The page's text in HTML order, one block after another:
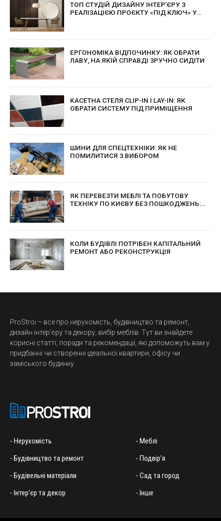
ТОП СТУДІЙ ДИЗАЙНУ ІНТЕР’ЄРУ З
РЕАЛІЗАЦІЄЮ ПРОЄКТУ «ПІД КЛЮЧ» У
ЕРГОНОМІКА ВІДПОЧИНКУ: ЯК ОБРАТИ
ЛАВУ, НА ЯКІЙ СПРАВДІ ЗРУЧНО СИДІТИ
КАСЕТНА СТЕЛЯ CLIP-IN І LAY-IN: ЯК
ОБРАТИ СИСТЕМУ ПІД ПРИМІЩЕННЯ
ШИНИ ДЛЯ СПЕЦТЕХНІКИ: ЯК НЕ
ПОМИЛИТИСЯ З ВИБОРОМ
ЯК ПЕРЕВЕЗТИ МЕБЛІ ТА ПОБУТОВУ
ТЕХНІКУ ПО КИЄВУ БЕЗ ПОШКОДЖЕНЬ:
КОЛИ БУДІВЛІ ПОТРІБЕН КАПІТАЛЬНИЙ
РЕМОНТ АБО РЕКОНСТРУКЦІЯ
- Нерухомість
- Будівництво та ремонт
- Будівельні матеріали
- Інтер'єр та декор
- Меблі
- Подвір'я
- Сад та город
- Інше
ProStroi – все про нерухомість, будівництво та ремонт,
дизайн інтер’єру та декору, вибір меблів. Тут ви знайдете
корисні статті, поради та рекомендації, які допоможуть вам у
придбанні чи створенні ідеальної квартири, офісу чи
заміського будинку.